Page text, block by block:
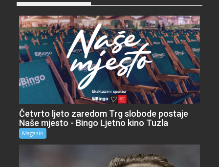
Četvrto ljeto zaredom Trg slobode postaje
Naše mjesto - Bingo Ljetno kino Tuzla
Magazin